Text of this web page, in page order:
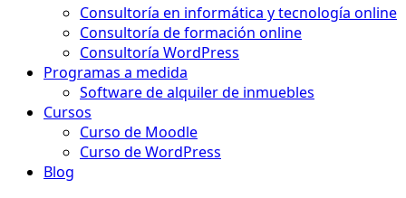
Consultoría en informática y tecnología online
Consultoría de formación online
Consultoría WordPress
Programas a medida
Software de alquiler de inmuebles
Cursos
Curso de Moodle
Curso de WordPress
Blog